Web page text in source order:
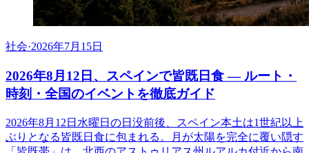
社会·2026年7月15日
2026年8月12日、スペインで皆既日食 ― ルート・
時刻・全国のイベントを徹底ガイド
2026年8月12日水曜日の日没前後、スペイン本土は1世紀以上
ぶりとなる皆既日食に包まれる。月が太陽を完全に覆い隠す